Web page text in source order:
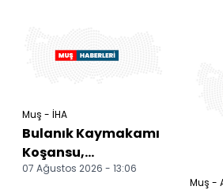
Muş - İHA
Bulanık Kaymakamı
Koşansu,
vatandaşların
07 Ağustos 2026 - 13:06
Muş -